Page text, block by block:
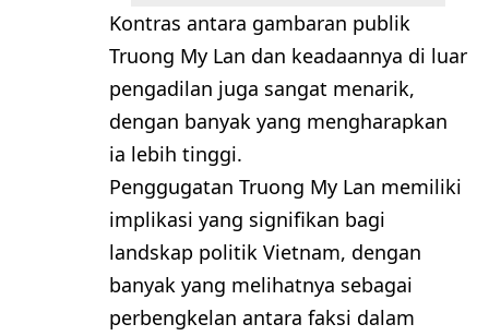
Kontras antara gambaran publik
Truong My Lan dan keadaannya di luar
pengadilan juga sangat menarik,
dengan banyak yang mengharapkan
ia lebih tinggi.
Penggugatan Truong My Lan memiliki
implikasi yang signifikan bagi
landskap politik Vietnam, dengan
banyak yang melihatnya sebagai
perbengkelan antara faksi dalam